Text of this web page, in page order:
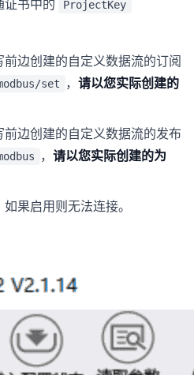
证书中的 ProjectKey
边创建的自定义数据流的订阅
set ， 请以您实际创建的
边创建的自定义数据流的发布
， 请以您实际创建的为
如果启用则无法连接。